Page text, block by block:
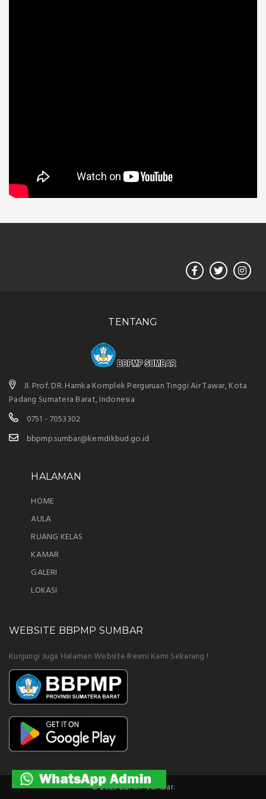
TENTANG
Jl. Prof. DR. Hamka Komplek Perguruan Tinggi Air Tawar, Kota
Padang Sumatera Barat, Indonesia
0751 - 7053302
bbpmp.sumbar@kemdikbud.go.id
HALAMAN
HOME
AULA
RUANG KELAS
KAMAR
GALERI
LOKASI
WEBSITE BBPMP SUMBAR
Kunjungi Juga Halaman Website Resmi Kami Sekarang !
© 2023 BBPMP Sumbar.